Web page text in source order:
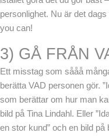
personlighet. Nu är det
you can!
3) GÅ FRÅN
Ett misstag som sååå
berätta VAD personen gör.
som berättar om hur man
bild på Tina Lindahl. Eller
en stor kund” och en bild